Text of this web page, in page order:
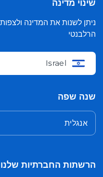
שינוי מדינה
ניתן לשנות את המדינה
הרלבנטי
Israel
שנה שפה
אנגלית
הרשתות החברתיות שלנו